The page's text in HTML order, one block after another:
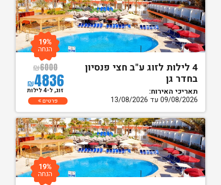
4 לילות לזוג ע"ב חצי פנסיון
בחדר גן
תאריכי האירוח:
09/08/2026 עד 13/08/2026
₪6000
₪4836
19%
הנחה
זוג, ל-4 לילות
פרטים
19%
הנחה